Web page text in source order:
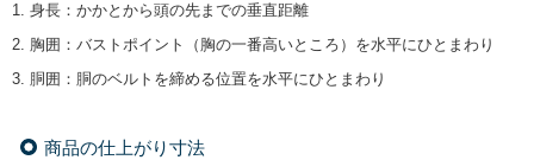
1. 身長 ： かかとから頭の先までの垂直距離
2. 胸囲 ： バストポイント（胸の一番高いところ）を水平にひとまわり
3. 胴囲 ： 胴のベルトを締める位置を水平にひとまわり
商品の仕上がり寸法